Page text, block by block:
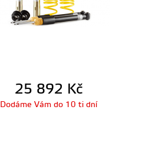
25 892 Kč
Dodáme Vám do 10 ti dní